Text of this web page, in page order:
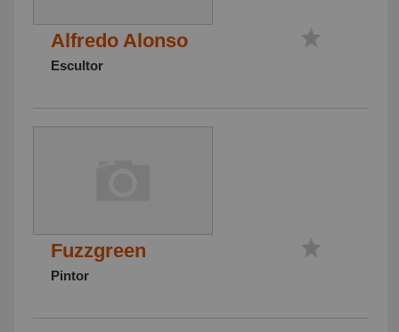
Alfredo Alonso
Escultor
Fuzzgreen
Pintor